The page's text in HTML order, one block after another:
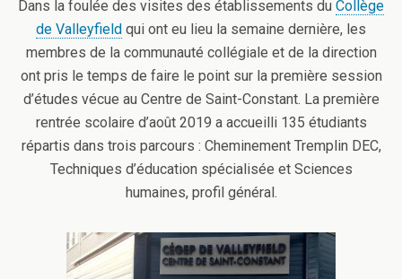
Dans la foulée des visites des établissements du Collège
de Valleyfield qui ont eu lieu la semaine dernière, les
membres de la communauté collégiale et de la direction
ont pris le temps de faire le point sur la première session
d’études vécue au Centre de Saint-Constant. La première
rentrée scolaire d’août 2019 a accueilli 135 étudiants
répartis dans trois parcours : Cheminement Tremplin DEC,
Techniques d’éducation spécialisée et Sciences
humaines, profil général.